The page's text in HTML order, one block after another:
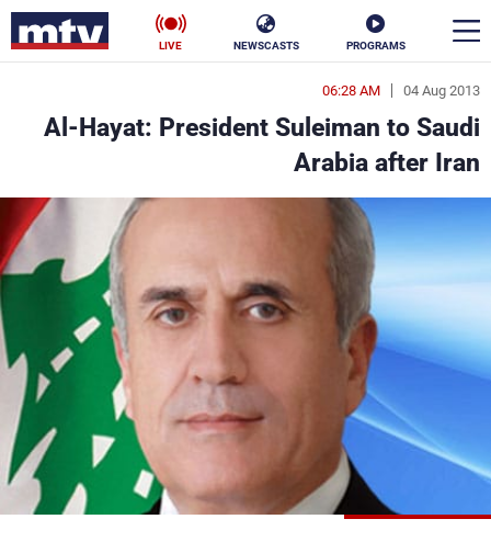
PROGRAMS
NEWSCASTS
LIVE
04 Aug 2013
06:28 AM
Al-Hayat: President Suleiman to Saudi
Arabia after Iran
en
الأخبار
سياسة ناس
إقتصاد
منوعات رياضة
كأس العالم
البرامج
جدول البرامج
شاهد البرامج